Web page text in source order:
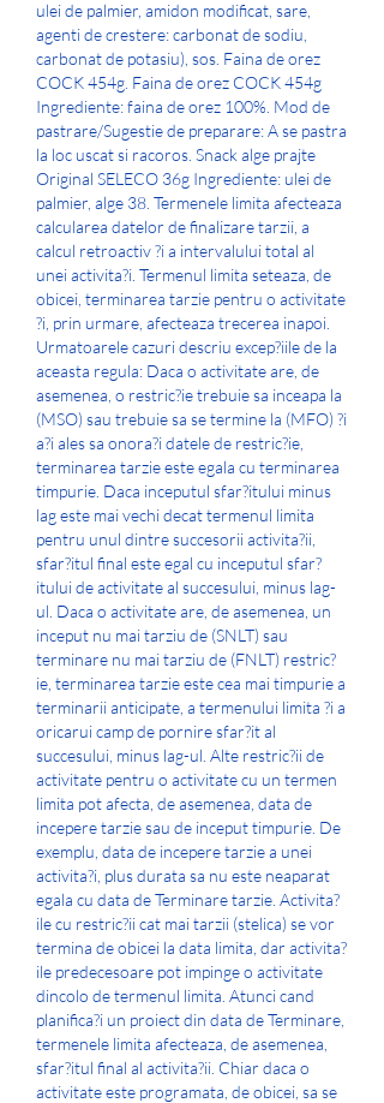
ulei de palmier, amidon modificat, sare,
agenti de crestere: carbonat de sodiu,
carbonat de potasiu), sos. Faina de orez
COCK 454g. Faina de orez COCK 454g
Ingrediente: faina de orez 100%. Mod de
pastrare/Sugestie de preparare: A se pastra
la loc uscat si racoros. Snack alge prajte
Original SELECO 36g Ingrediente: ulei de
palmier, alge 38. Termenele limita afecteaza
calcularea datelor de finalizare tarzii, a
calcul retroactiv ?i a intervalului total al
unei activita?i. Termenul limita seteaza, de
obicei, terminarea tarzie pentru o activitate
?i, prin urmare, afecteaza trecerea inapoi.
Urmatoarele cazuri descriu excep?iile de la
aceasta regula: Daca o activitate are, de
asemenea, o restric?ie trebuie sa inceapa la
(MSO) sau trebuie sa se termine la (MFO) ?i
a?i ales sa onora?i datele de restric?ie,
terminarea tarzie este egala cu terminarea
timpurie. Daca inceputul sfar?itului minus
lag este mai vechi decat termenul limita
pentru unul dintre succesorii activita?ii,
sfar?itul final este egal cu inceputul sfar?
itului de activitate al succesului, minus lag-
ul. Daca o activitate are, de asemenea, un
inceput nu mai tarziu de (SNLT) sau
terminare nu mai tarziu de (FNLT) restric?
ie, terminarea tarzie este cea mai timpurie a
terminarii anticipate, a termenului limita ?i a
oricarui camp de pornire sfar?it al
succesului, minus lag-ul. Alte restric?ii de
activitate pentru o activitate cu un termen
limita pot afecta, de asemenea, data de
incepere tarzie sau de inceput timpurie. De
exemplu, data de incepere tarzie a unei
activita?i, plus durata sa nu este neaparat
egala cu data de Terminare tarzie. Activita?
ile cu restric?ii cat mai tarzii (stelica) se vor
termina de obicei la data limita, dar activita?
ile predecesoare pot impinge o activitate
dincolo de termenul limita. Atunci cand
planifica?i un proiect din data de Terminare,
termenele limita afecteaza, de asemenea,
sfar?itul final al activita?ii. Chiar daca o
activitate este programata, de obicei, sa se